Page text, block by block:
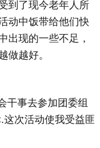
到了现今老年人所
动中饭带给他们快
出现的一些不足，
做越好。
事去参加团委组
次活动使我受益匪